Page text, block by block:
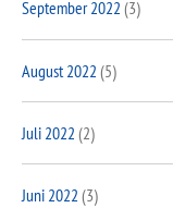
September 2022 (3)
August 2022 (5)
Juli 2022 (2)
Juni 2022 (3)